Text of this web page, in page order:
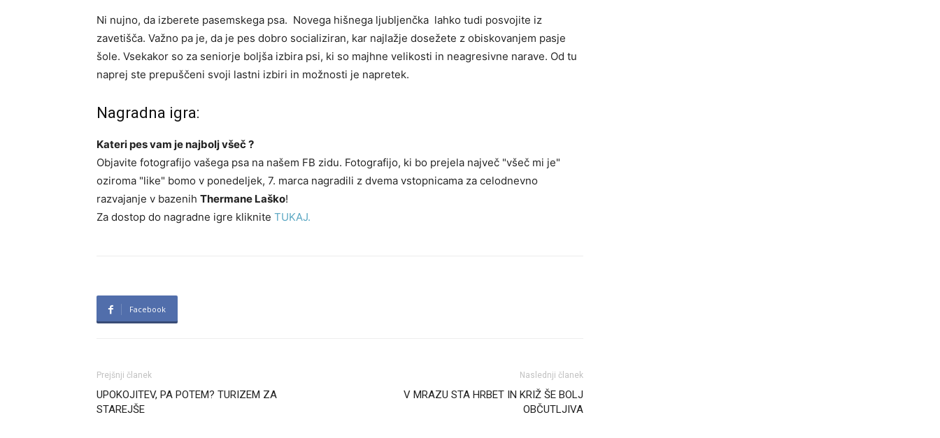
Ni nujno, da izberete pasemskega psa. Novega hišnega ljubljenčka lahko tudi posvojite iz
zavetišča. Važno pa je, da je pes dobro socializiran, kar najlažje dosežete z obiskovanjem pasje
šole. Vsekakor so za seniorje boljša izbira psi, ki so majhne velikosti in neagresivne narave. Od tu
naprej ste prepuščeni svoji lastni izbiri in možnosti je napretek.
Nagradna igra:
Kateri pes vam je najbolj všeč ?
Objavite fotografijo vašega psa na našem FB zidu. Fotografijo, ki bo prejela največ "všeč mi je"
oziroma "like" bomo v ponedeljek, 7. marca nagradili z dvema vstopnicama za celodnevno
razvajanje v bazenih Thermane Laško!
Za dostop do nagradne igre kliknite TUKAJ.
Facebook
Prejšnji članek
UPOKOJITEV, PA POTEM? TURIZEM ZA
STAREJŠE
Naslednji članek
V MRAZU STA HRBET IN KRIŽ ŠE BOLJ
OBČUTLJIVA